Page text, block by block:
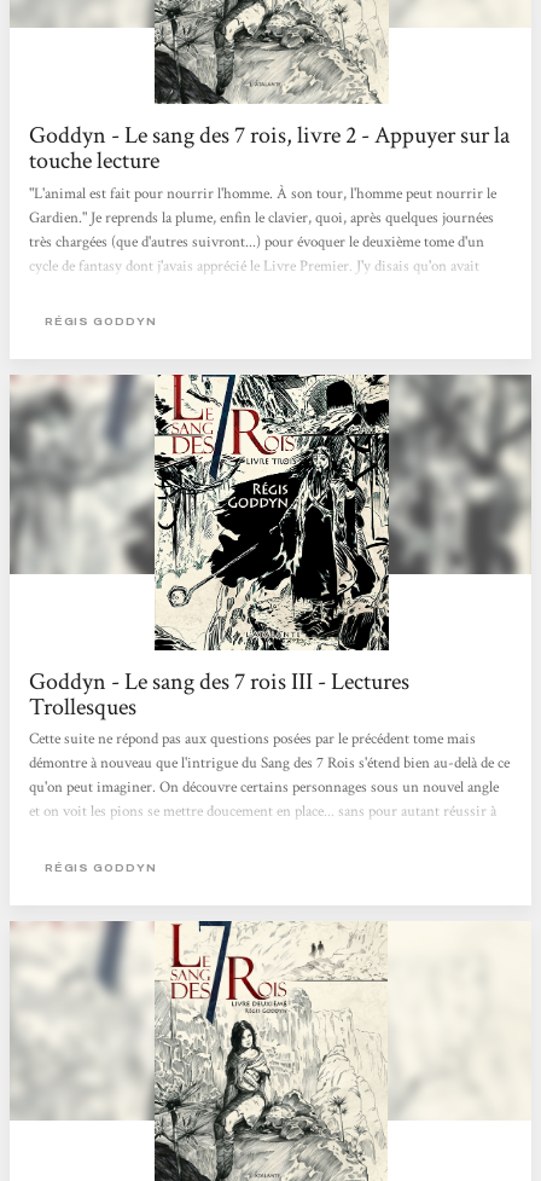
Goddyn - Le sang des 7 rois, livre 2 - Appuyer sur la
touche lecture
"L'animal est fait pour nourrir l'homme. À son tour, l'homme peut nourrir le
Gardien." Je reprends la plume, enfin le clavier, quoi, après quelques journées
très chargées (que d'autres suivront...) pour évoquer le deuxième tome d'un
cycle de fantasy dont j'avais apprécié le Livre Premier. J'y disais qu'on avait
aucun mal à rentrer dans le Livre Deux du "Sang des 7 Rois", de Régis Goddyn.
RÉGIS GODDYN
Goddyn - Le sang des 7 rois III - Lectures
Trollesques
Cette suite ne répond pas aux questions posées par le précédent tome mais
démontre à nouveau que l'intrigue du Sang des 7 Rois s'étend bien au-delà de ce
qu'on peut imaginer. On découvre certains personnages sous un nouvel angle
et on voit les pions se mettre doucement en place... sans pour autant réussir à
été un peu frustrée par ce manque de réponses et par le rythme plus lent du
hâte...
RÉGIS GODDYN